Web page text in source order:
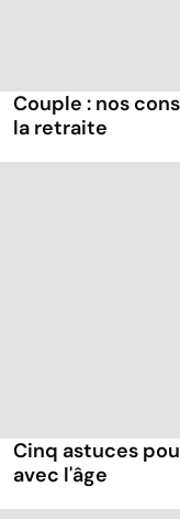
Couple : nos
la retraite
Cinq astuces
avec l'âge